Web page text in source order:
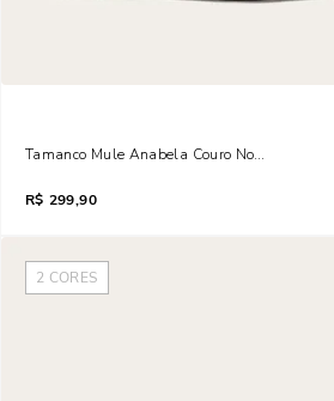
Tamanco Mule Anabela Couro Nobre Soft
R$ 299,90
2 CORES